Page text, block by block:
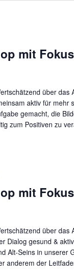
mit
über
aktiv für mehr
gemacht, die
zum Positiven zu
mit
über
Dialog gesund &
Alt-Seins in unserer
anderem der